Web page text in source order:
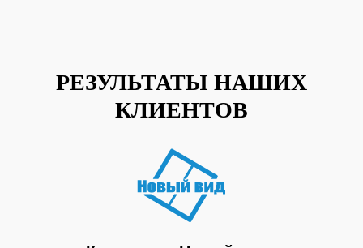
РЕЗУЛЬТАТЫ НАШИХ
КЛИЕНТОВ